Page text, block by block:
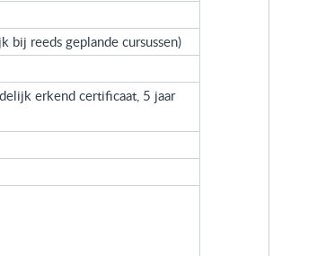
bij reeds geplande cursussen)
erkend certificaat, 5 jaar